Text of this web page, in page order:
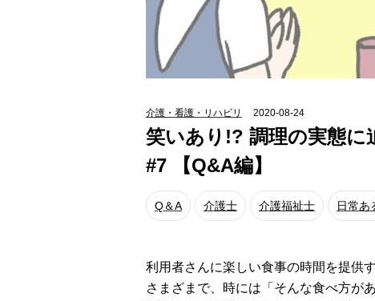
介護・看護・リハビリ 2020-08-24
笑いあり!? 調理の実態に
#7 【Q&A編】
Q＆A 介護士 介護福祉士 日常あ
利用者さんに楽しい食事の時間を提供
さまざまで、時には「そんな食べ方が